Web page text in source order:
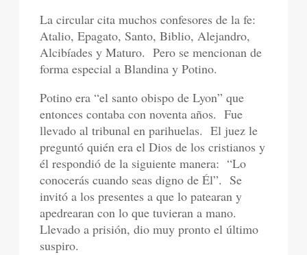
La circular cita muchos confesores de la fe:
Atalio, Epagato, Santo, Biblio, Alejandro,
Alcibíades y Maturo. Pero se mencionan de
forma especial a Blandina y Potino.
Potino era “el santo obispo de Lyon” que
entonces contaba con noventa años. Fue
llevado al tribunal en parihuelas. El juez le
preguntó quién era el Dios de los cristianos y
él respondió de la siguiente manera: “Lo
conocerás cuando seas digno de Él”. Se
invitó a los presentes a que lo patearan y
apedrearan con lo que tuvieran a mano.
Llevado a prisión, dio muy pronto el último
suspiro.